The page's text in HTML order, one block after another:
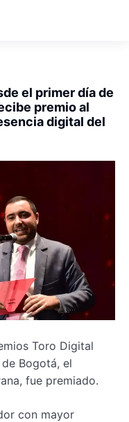
el primer día de
premio al
digital del
Toro Digital
Bogotá, el
fue premiado.
con mayor